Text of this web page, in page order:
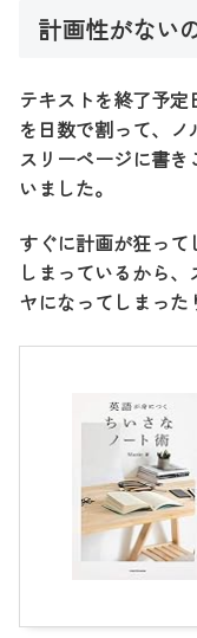
計画性がない
テキストを終了予
を日数で割って、
スリーページに書
いました。
すぐに計画が狂っ
しまっているから
ヤになってしまった